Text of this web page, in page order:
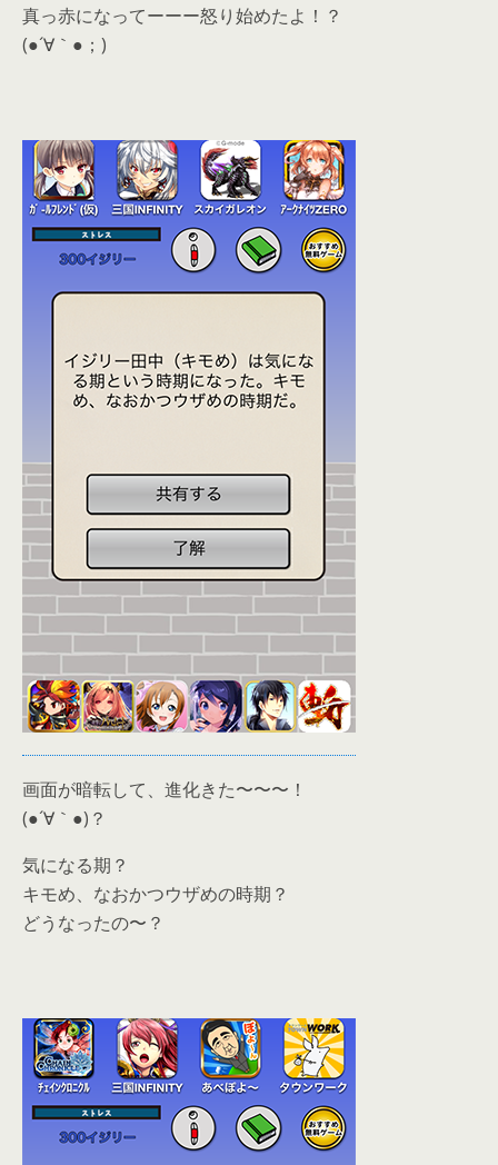
真っ赤になってーーー怒り始めたよ！？
(●´∀｀●；)
画面が暗転して、進化きた〜〜〜！
(●´∀｀●)？
気になる期？
キモめ、なおかつウザめの時期？
どうなったの〜？